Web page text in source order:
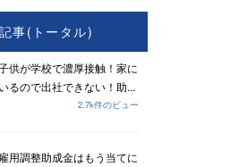
事(トータル)
供が学校で濃厚接触！家に
いるので出社できない！助...
2.7k件のビュー
雇用調整助成金はもう当てに